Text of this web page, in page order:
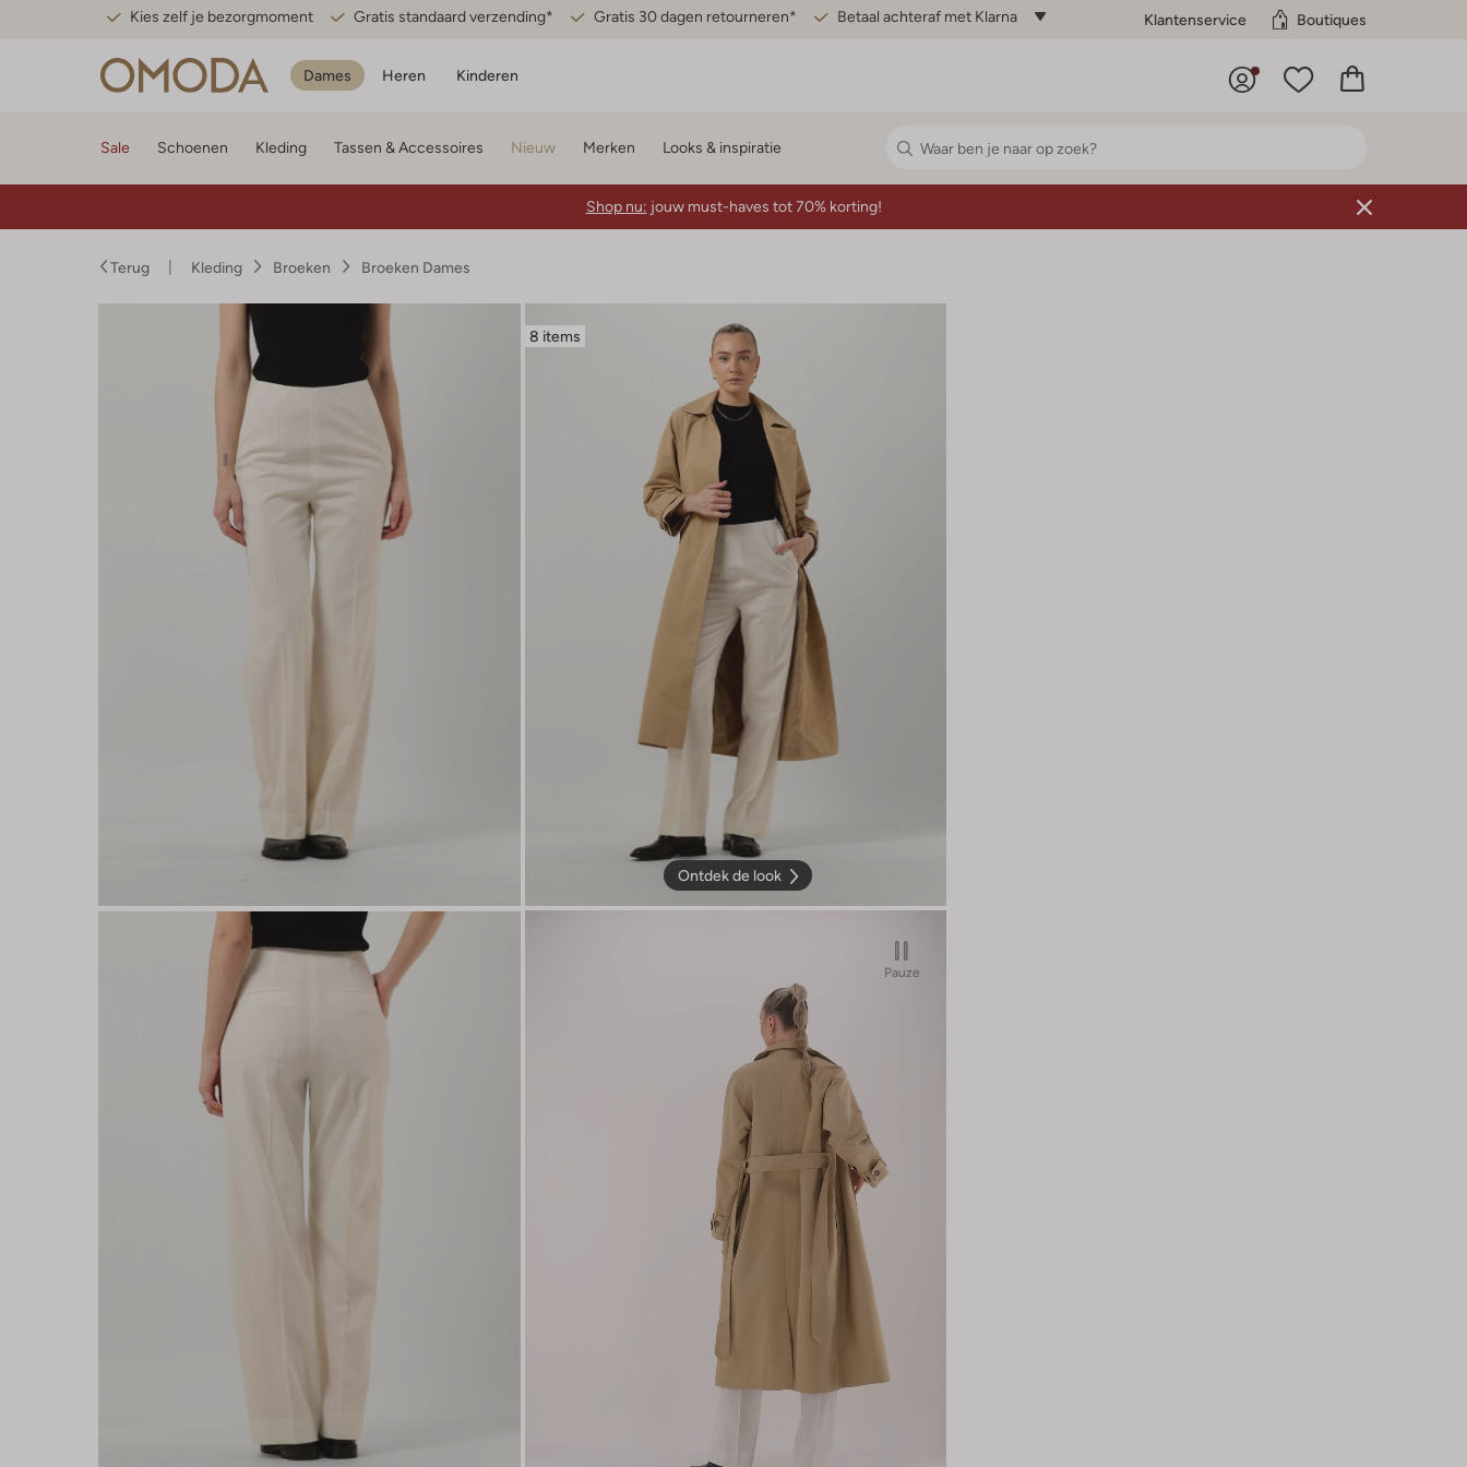
Kies zelf je bezorgmoment Gratis standaard verzending* Gratis 30 dagen retourneren* Betaal achteraf met Klarna Klantenservice Boutiques
Dames Heren Kinderen
Sale Schoenen Kleding Tassen & Accessoires Nieuw Merken Looks & inspiratie
Shop nu: jouw must-haves tot 70% korting!
Terug Kleding Broeken Broeken Dames
8 items
Ontdek de look
Pauze